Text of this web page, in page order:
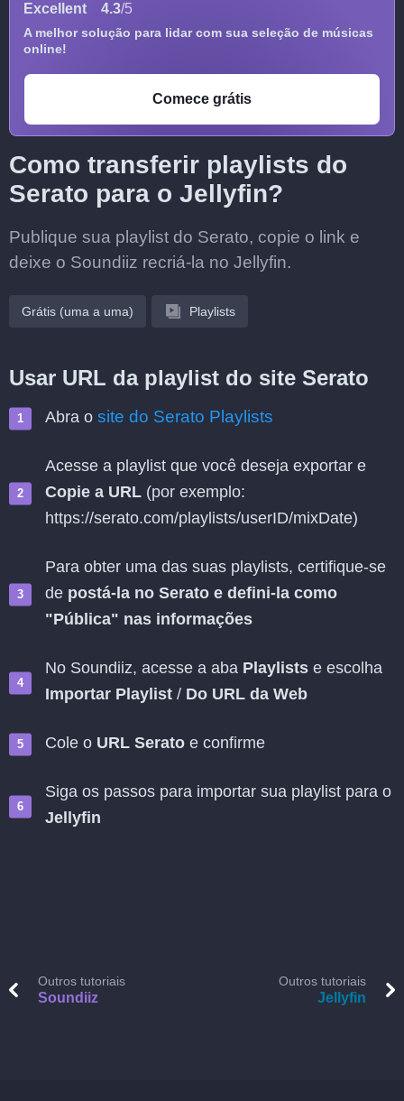
Excellent 4.3/5
A melhor solução para lidar com sua seleção de músicas
online!
Comece grátis
Como transferir playlists do
Serato para o Jellyfin?
Publique sua playlist do Serato, copie o link e
deixe o Soundiiz recriá-la no Jellyfin.
Grátis (uma a uma) Playlists
Usar URL da playlist do site Serato
Abra o site do Serato Playlists
Acesse a playlist que você deseja exportar e
Copie a URL (por exemplo:
https://serato.com/playlists/userID/mixDate)
Para obter uma das suas playlists, certifique-se
de postá-la no Serato e defini-la como
"Pública" nas informações
No Soundiiz, acesse a aba Playlists e escolha
Importar Playlist / Do URL da Web
Cole o URL Serato e confirme
Siga os passos para importar sua playlist para o
Jellyfin
Outros tutoriais
Soundiiz
Outros tutoriais
Jellyfin